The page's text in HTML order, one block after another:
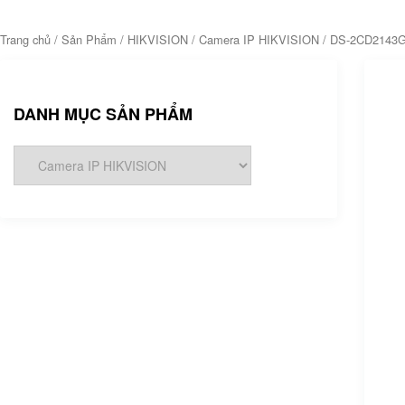
Trang chủ / Sản Phẩm / HIKVISION / Camera IP HIKVISION / DS-
DANH MỤC SẢN PHẨM